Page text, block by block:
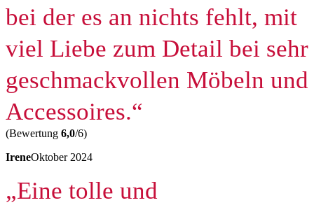
bei der es an nichts fehlt, mit
viel Liebe zum Detail bei sehr
geschmackvollen Möbeln und
Accessoires.“
(Bewertung 6,0/6)
IreneOktober 2024
„Eine tolle und